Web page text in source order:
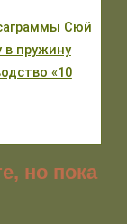
Сюй
в пружину
«10
но пока